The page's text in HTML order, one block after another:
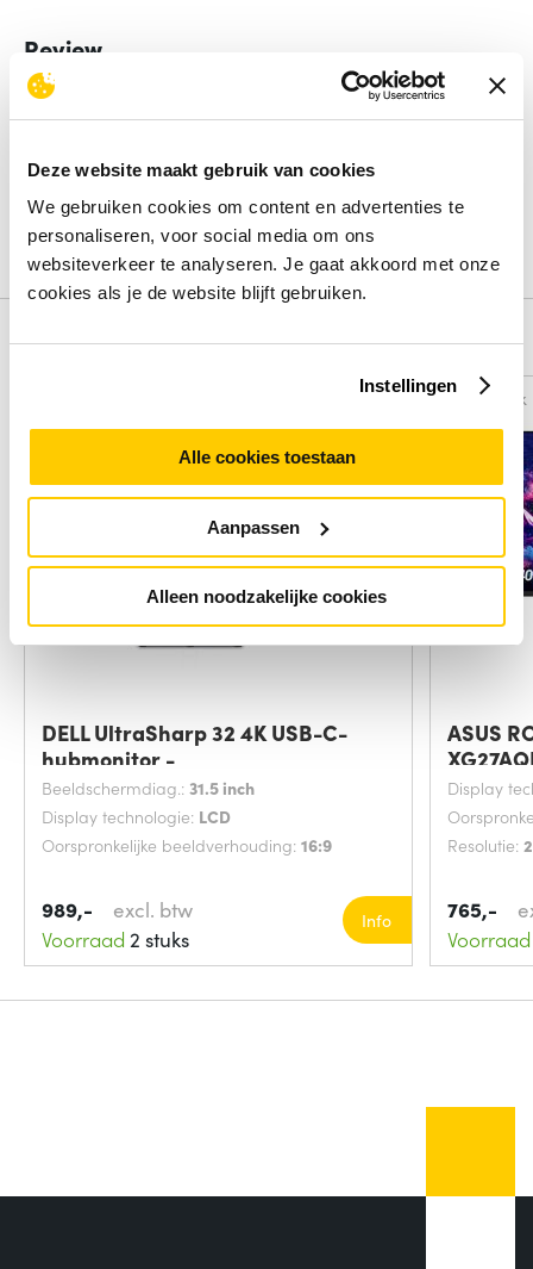
Deze website maakt gebruik van cookies
We gebruiken cookies om content en advertenties te
personaliseren, voor social media om ons
websiteverkeer te analyseren. Je gaat akkoord met onze
cookies als je de website blijft gebruiken.
Instellingen
Alle cookies toestaan
Aanpassen
Alleen noodzakelijke cookies
Review
Beoordelingen binnenkort beschikbaar
Deel je ervaring met het product door het schrijven van een
Schrijf een review
Alternatieven
DELL UltraSharp 32 4K USB-C-
hubmonitor -
Beeldschermdiag.: 31.5 inch
Display technologie: LCD
Oorspronkelijke beeldverhouding: 16:9
989,-
excl. btw
Voorraad 2 stuks
Info
Vergelijk
ASUS
Display
Resolutie:
765,-
Voorraad